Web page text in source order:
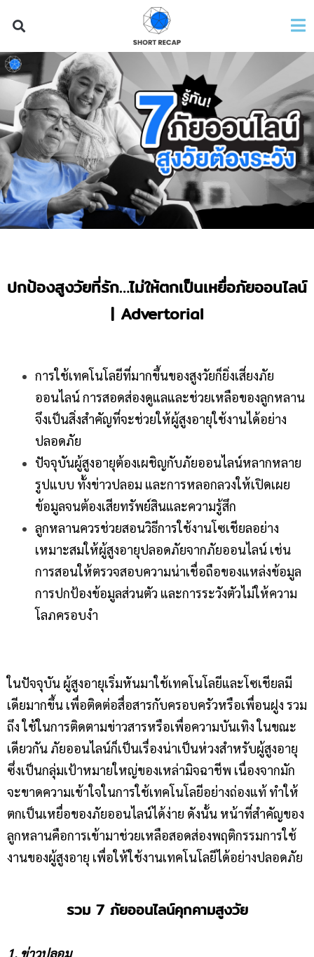
ปกป้องสูงวัยที่รัก…ไม่ให้ตกเป็นเหยื่อภัยออนไลน์
| Advertorial
การใช้เทคโนโลยีที่มากขึ้นของสูงวัยก็ยิ่งเสี่ยงภัย
ออนไลน์ การสอดส่องดูแลและช่วยเหลือของลูกหลาน
จึงเป็นสิ่งสำคัญที่จะช่วยให้ผู้สูงอายุใช้งานได้อย่าง
ปลอดภัย
ปัจจุบันผู้สูงอายุต้องเผชิญกับภัยออนไลน์หลากหลาย
รูปแบบ ทั้งข่าวปลอม และการหลอกลวงให้เปิดเผย
ข้อมูลจนต้องเสียทรัพย์สินและความรู้สึก
ลูกหลานควรช่วยสอนวิธีการใช้งานโซเชียลอย่าง
เหมาะสมให้ผู้สูงอายุปลอดภัยจากภัยออนไลน์ เช่น
การสอนให้ตรวจสอบความน่าเชื่อถือของแหล่งข้อมูล
การปกป้องข้อมูลส่วนตัว และการระวังตัวไม่ให้ความ
โลภครอบงำ
ในปัจจุบัน ผู้สูงอายุเริ่มหันมาใช้เทคโนโลยีและโซเชียลมี
เดียมากขึ้น เพื่อติดต่อสื่อสารกับครอบครัวหรือเพื่อนฝูง รวม
ถึง ใช้ในการติดตามข่าวสารหรือเพื่อความบันเทิง ในขณะ
เดียวกัน ภัยออนไลน์ก็เป็นเรื่องน่าเป็นห่วงสำหรับผู้สูงอายุ
ซึ่งเป็นกลุ่มเป้าหมายใหญ่ของเหล่ามิจฉาชีพ เนื่องจากมัก
จะขาดความเข้าใจในการใช้เทคโนโลยีอย่างถ่องแท้ ทำให้
ตกเป็นเหยื่อของภัยออนไลน์ได้ง่าย ดังนั้น หน้าที่สำคัญของ
ลูกหลานคือการเข้ามาช่วยเหลือสอดส่องพฤติกรรมการใช้
งานของผู้สูงอายุ เพื่อให้ใช้งานเทคโนโลยีได้อย่างปลอดภัย
รวม 7 ภัยออนไลน์คุกคามสูงวัย
1. ข่าวปลอม